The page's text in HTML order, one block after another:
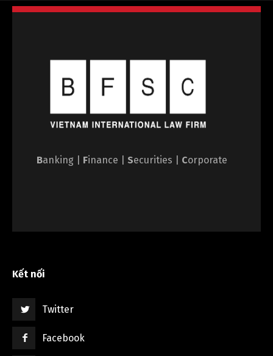
Banking | Finance | Securities | Corporate
Kết nối
Twitter
Facebook